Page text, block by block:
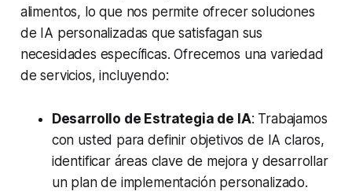
alimentos, lo que nos permite ofrecer soluciones
de IA personalizadas que satisfagan sus
necesidades específicas. Ofrecemos una variedad
de servicios, incluyendo:
Desarrollo de Estrategia de IA: Trabajamos
con usted para definir objetivos de IA claros,
identificar áreas clave de mejora y desarrollar
un plan de implementación personalizado.